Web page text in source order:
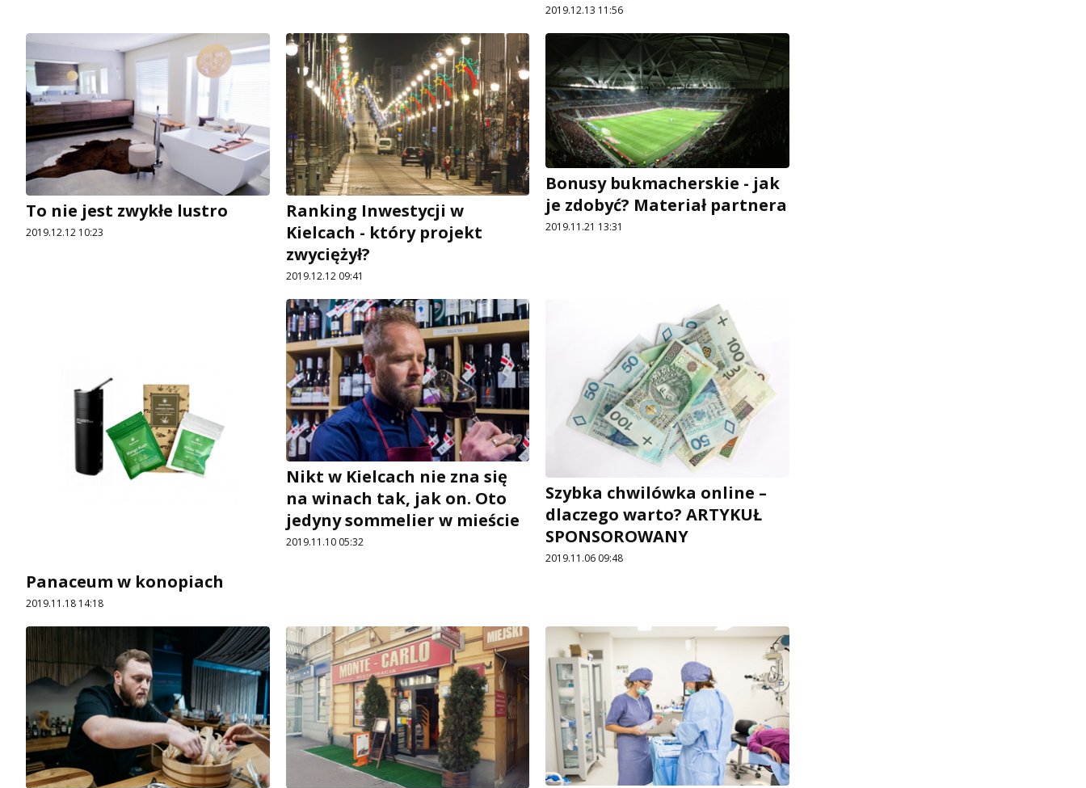
2019.12.13 11:56
To nie jest zwykłe lustro
2019.12.12 10:23
Ranking Inwestycji w
Kielcach - który projekt
zwyciężył?
2019.12.12 09:41
Bonusy bukmacherskie - jak
je zdobyć? Materiał partnera
2019.11.21 13:31
Panaceum w konopiach
2019.11.18 14:18
Nikt w Kielcach nie zna się
na winach tak, jak on. Oto
jedyny sommelier w mieście
2019.11.10 05:32
Szybka chwilówka online –
dlaczego warto? ARTYKUŁ
SPONSOROWANY
2019.11.06 09:48